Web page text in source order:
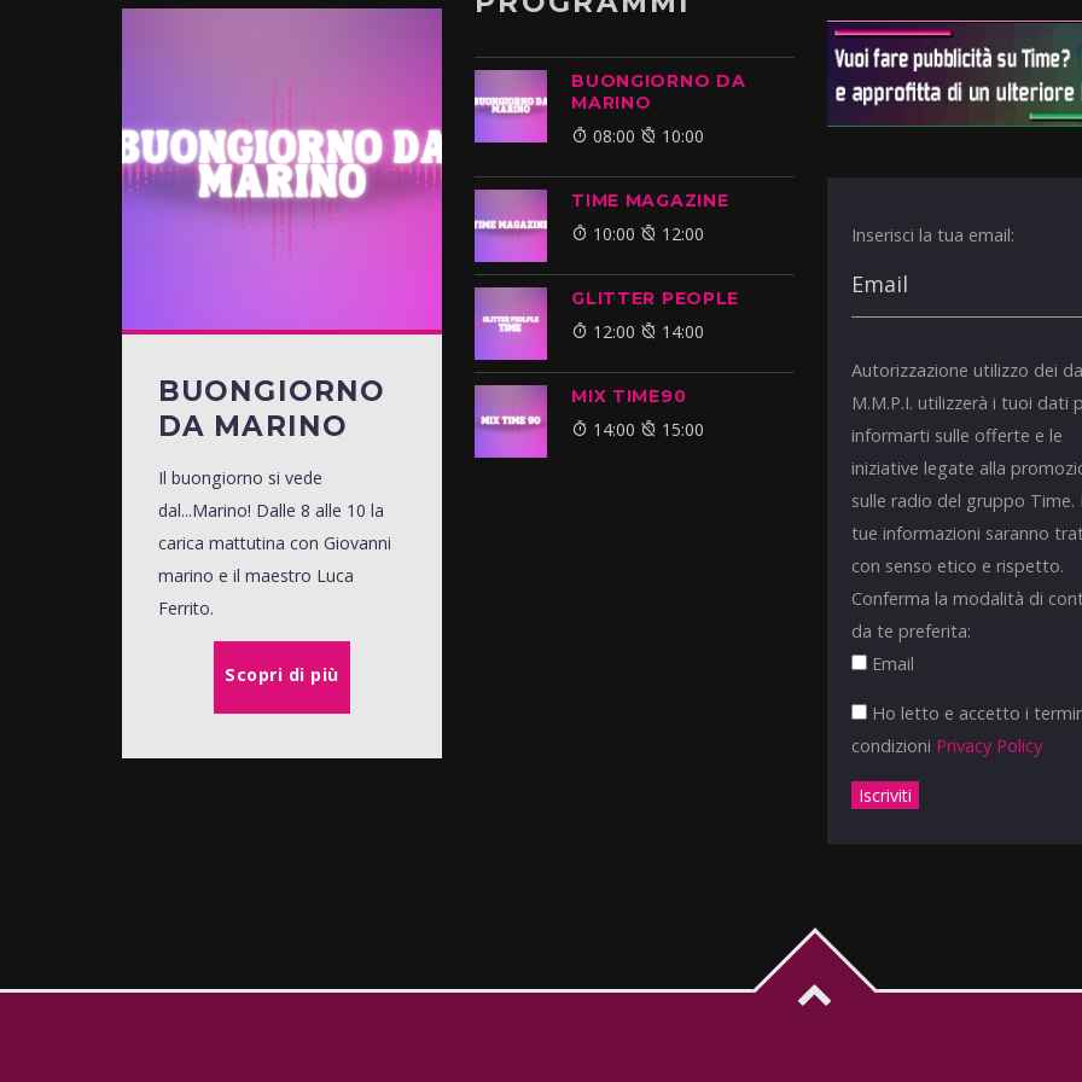
BUONGIORNO
DA MARINO
Il buongiorno si vede
dal...Marino! Dalle 8 alle 10 la
carica mattutina con Giovanni
marino e il maestro Luca
Ferrito.
Scopri di più
BUONGIORNO DA
MARINO
08:00 10:00
TIME MAGAZINE
10:00 12:00
GLITTER PEOPLE
12:00 14:00
MIX TIME90
14:00 15:00
Inserisci la tua email:
Autorizzazione utilizzo dei
M.M.P.I. utilizzerà i tuoi dati
informarti sulle offerte e le
iniziative legate alla
sulle radio del gruppo Time.
tue informazioni saranno
con senso etico e rispetto.
Conferma la modalità di
da te preferita:
Email
Ho letto e accetto i
condizioni Privacy Policy